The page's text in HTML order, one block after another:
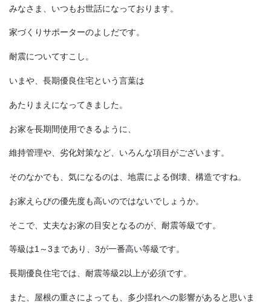
みなさま、いつもお世話になっております。
家づくりサポーターのよしだです。
耐震についてすこし。
いまや、長期優良住宅という言葉は
あたりまえになってきました。
お家を長期間使用できるように、
維持管理や、劣化対策など、いろんな項目がございます。
そのなかでも、気になるのは、地震による倒壊、構造ですね。
お家えらびの優先度も高いのではないでしょうか。
そこで、丈夫なお家の目安となるのが、耐震等級です。
等級は1～3まであり、3が一番高い等級です。
長期優良住宅では、耐震等級2以上が必須です。
また、屋根の重さによっても、多少揺れへの影響があると思いま